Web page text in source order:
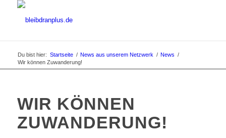
Du bist hier: Startseite / News aus unserem Netzwerk / News /
Wir können Zuwanderung!
WIR KÖNNEN
ZUWANDERUNG!